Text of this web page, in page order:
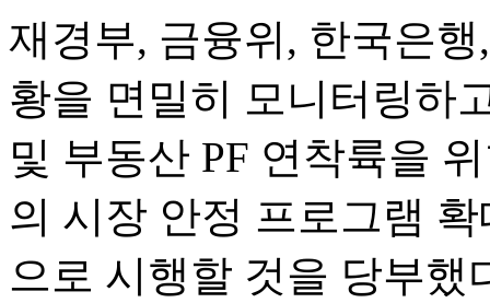
재경부, 금융위, 한국은
황을 면밀히 모니터링하
및 부동산 PF 연착륙을
의 시장 안정 프로그램
으로 시행할 것을 당부했